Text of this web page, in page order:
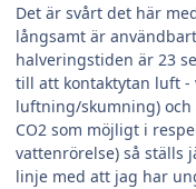
Det är svårt det här
långsamt är
halveringstiden är 23
till att kontaktytan luft -
luftning/skumning)
CO2 som möjligt i
vattenrörelse) så ställs
linje med att jag har